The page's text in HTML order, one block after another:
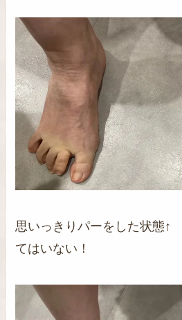
思いっきりパーをした状態
てはいない！